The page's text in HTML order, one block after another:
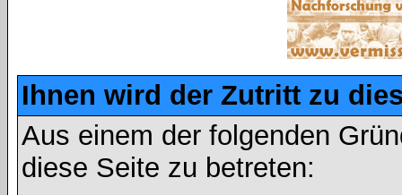
Ihnen wird der Zutritt zu
Aus einem der folgenden
diese Seite zu betreten: